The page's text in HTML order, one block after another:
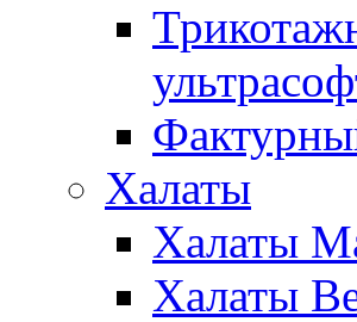
Халаты
Халаты
Халаты